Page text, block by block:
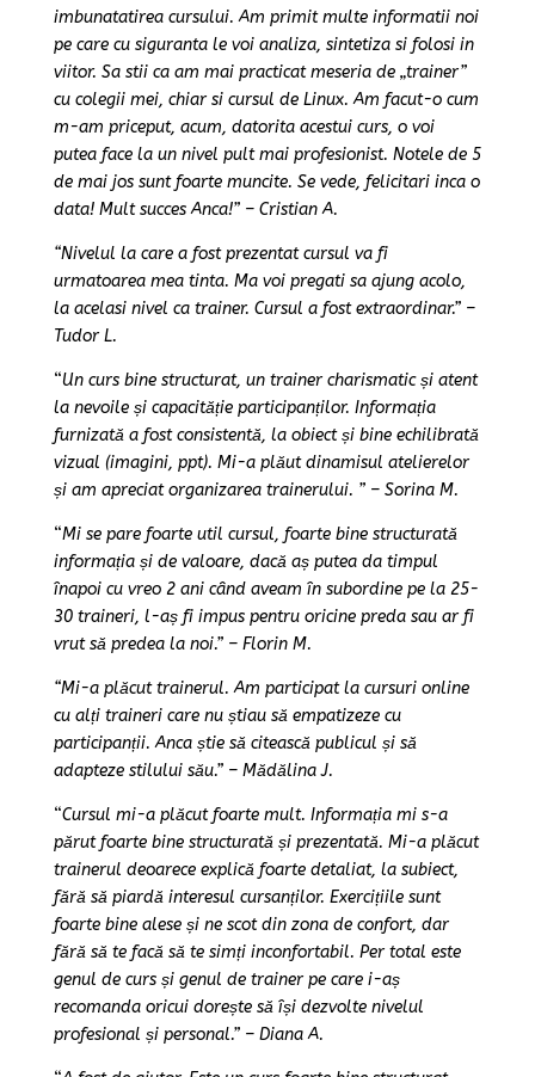
imbunatatirea cursului. Am primit multe informatii noi
pe care cu siguranta le voi analiza, sintetiza si folosi in
viitor. Sa stii ca am mai practicat meseria de „trainer”
cu colegii mei, chiar si cursul de Linux. Am facut-o cum
m-am priceput, acum, datorita acestui curs, o voi
putea face la un nivel pult mai profesionist. Notele de 5
de mai jos sunt foarte muncite. Se vede, felicitari inca o
data! Mult succes Anca!” – Cristian A.
“Nivelul la care a fost prezentat cursul va fi
urmatoarea mea tinta. Ma voi pregati sa ajung acolo,
la acelasi nivel ca trainer. Cursul a fost extraordinar.” –
Tudor L.
“Un curs bine structurat, un trainer charismatic și atent
la nevoile și capacităție participanților. Informația
furnizată a fost consistentă, la obiect și bine echilibrată
vizual (imagini, ppt). Mi-a plăut dinamisul atelierelor
și am apreciat organizarea trainerului. ” – Sorina M.
“Mi se pare foarte util cursul, foarte bine structurată
informația și de valoare, dacă aș putea da timpul
înapoi cu vreo 2 ani când aveam în subordine pe la 25-
30 traineri, l-aș fi impus pentru oricine preda sau ar fi
vrut să predea la noi.” – Florin M.
“Mi-a plăcut trainerul. Am participat la cursuri online
cu alți traineri care nu știau să empatizeze cu
participanții. Anca știe să citească publicul și să
adapteze stilului său.” – Mădălina J.
“Cursul mi-a plăcut foarte mult. Informația mi s-a
părut foarte bine structurată și prezentată. Mi-a plăcut
trainerul deoarece explică foarte detaliat, la subiect,
fără să piardă interesul cursanților. Exercițiile sunt
foarte bine alese și ne scot din zona de confort, dar
fără să te facă să te simți inconfortabil. Per total este
genul de curs și genul de trainer pe care i-aș
recomanda oricui dorește să își dezvolte nivelul
profesional și personal.” – Diana A.